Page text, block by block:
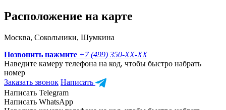
Расположение на карте
Москва, Сокольники, Шумкина
Позвонить нажмите +7 (499) 350-XX-XX
Наведите камеру телефона на код, чтобы быстро набрать
номер
Заказать звонок Написать
Написать Telegram
Написать WhatsApp